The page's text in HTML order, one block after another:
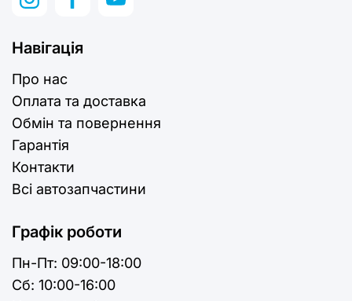
Навігація
Про нас
Оплата та доставка
Обмін та повернення
Гарантія
Контакти
Всі автозапчастини
Графік роботи
Пн-Пт: 09:00-18:00
Cб: 10:00-16:00